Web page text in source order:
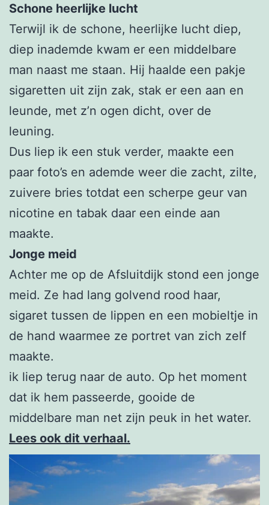
Schone heerlijke lucht
Terwijl ik de schone, heerlijke lucht diep,
diep inademde kwam er een middelbare
man naast me staan. Hij haalde een pakje
sigaretten uit zijn zak, stak er een aan en
leunde, met z’n ogen dicht, over de
leuning.
Dus liep ik een stuk verder, maakte een
paar foto’s en ademde weer die zacht, zilte,
zuivere bries totdat een scherpe geur van
nicotine en tabak daar een einde aan
maakte.
Jonge meid
Achter me op de Afsluitdijk stond een jonge
meid. Ze had lang golvend rood haar,
sigaret tussen de lippen en een mobieltje in
de hand waarmee ze portret van zich zelf
maakte.
ik liep terug naar de auto. Op het moment
dat ik hem passeerde, gooide de
middelbare man net zijn peuk in het water.
Lees ook dit verhaal.